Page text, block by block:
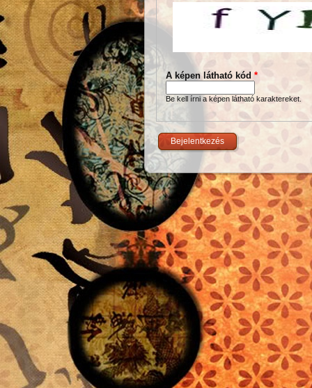
A képen látható kód *
Be kell írni a képen látható karaktereket.